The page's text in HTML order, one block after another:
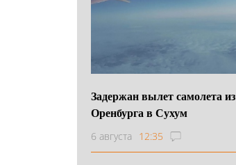
Задержан вылет самолета из
Оренбурга в Сухум
6 августа 12:35